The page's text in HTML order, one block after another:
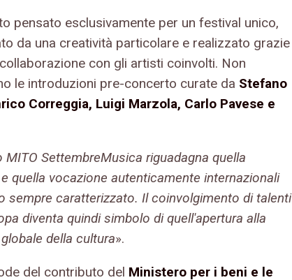
pensato esclusivamente per un festival unico,
da una creatività particolare e realizzato grazie
con gli artisti coinvolti. Non
le introduzioni pre-concerto curate da Stefano
Correggia, Luigi Marzola, Carlo Pavese e
MITO SettembreMusica riguadagna quella
quella vocazione autenticamente internazionali
sempre caratterizzato. Il coinvolgimento di talenti
diventa quindi simbolo di quell'apertura alla
della cultura».
del contributo del Ministero per i beni e le